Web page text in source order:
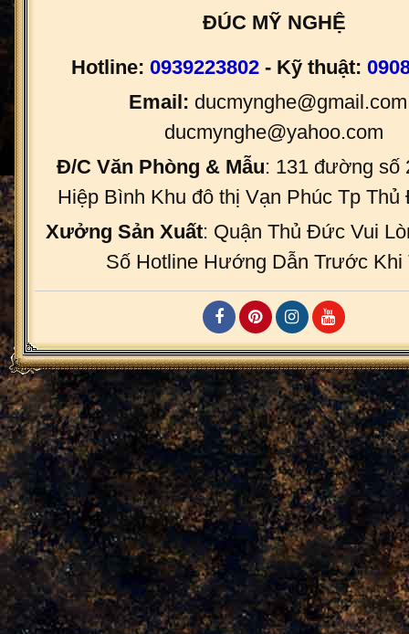
ĐÚC MỸ NGHỆ
Hotline: 0939223802 - Kỹ thuật:
Email:
ducmynghe@yahoo.com
Đ/C Văn Phòng & Mẫu: 131 đường số
Hiệp Bình Khu đô thị Vạn Phúc Tp
Xưởng Sản Xuất: Quận Thủ Đức Vui
Số Hotline Hướng Dẫn Trước Khi